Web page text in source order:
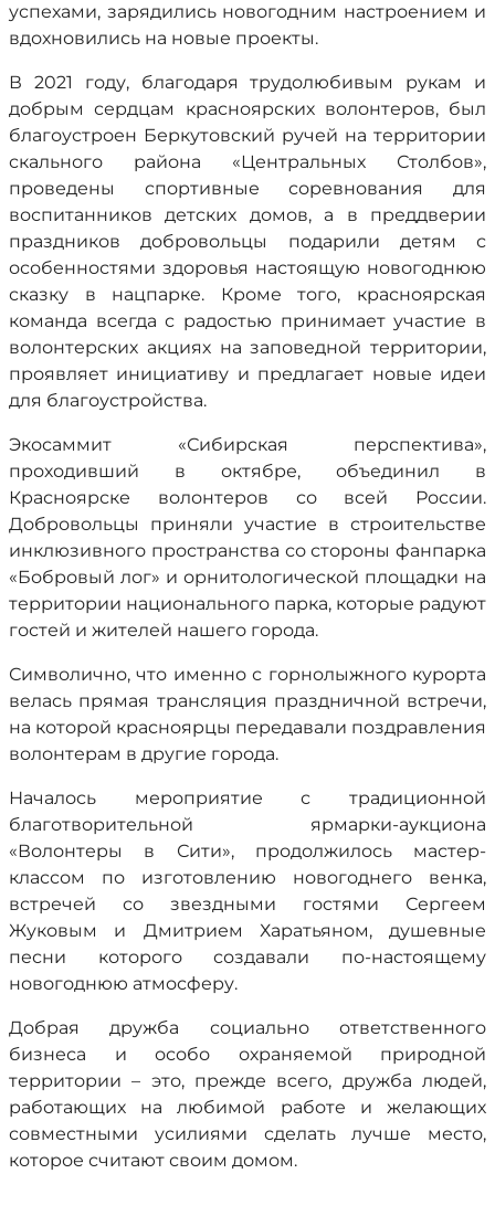
успехами, зарядились новогодним настроением и
вдохновились на новые проекты.
В 2021 году, благодаря трудолюбивым рукам и
добрым сердцам красноярских волонтеров, был
благоустроен Беркутовский ручей на территории
скального района «Центральных Столбов»,
проведены спортивные соревнования для
воспитанников детских домов, а в преддверии
праздников добровольцы подарили детям с
особенностями здоровья настоящую новогоднюю
сказку в нацпарке. Кроме того, красноярская
команда всегда с радостью принимает участие в
волонтерских акциях на заповедной территории,
проявляет инициативу и предлагает новые идеи
для благоустройства.
Экосаммит «Сибирская перспектива»,
проходивший в октябре, объединил в
Красноярске волонтеров со всей России.
Добровольцы приняли участие в строительстве
инклюзивного пространства со стороны фанпарка
«Бобровый лог» и орнитологической площадки на
территории национального парка, которые радуют
гостей и жителей нашего города.
Символично, что именно с горнолыжного курорта
велась прямая трансляция праздничной встречи,
на которой красноярцы передавали поздравления
волонтерам в другие города.
Началось мероприятие с традиционной
благотворительной ярмарки-аукциона
«Волонтеры в Сити», продолжилось мастер-
классом по изготовлению новогоднего венка,
встречей со звездными гостями Сергеем
Жуковым и Дмитрием Харатьяном, душевные
песни которого создавали по-настоящему
новогоднюю атмосферу.
Добрая дружба социально ответственного
бизнеса и особо охраняемой природной
территории – это, прежде всего, дружба людей,
работающих на любимой работе и желающих
совместными усилиями сделать лучше место,
которое считают своим домом.